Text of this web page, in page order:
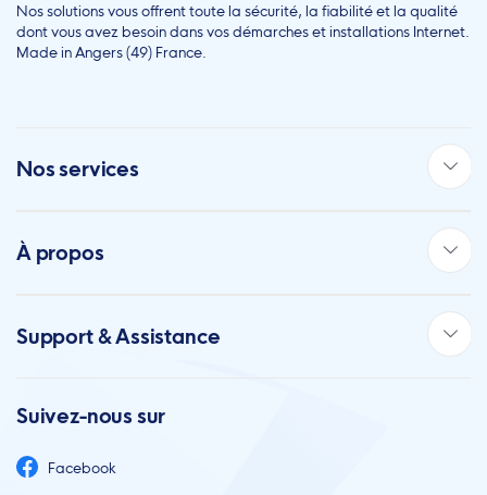
Nos solutions vous offrent toute la sécurité, la fiabilité et la qualité
dont vous avez besoin dans vos démarches et installations Internet.
Made in Angers (49) France.
Nos services
À propos
Support & Assistance
Suivez-nous sur
Facebook